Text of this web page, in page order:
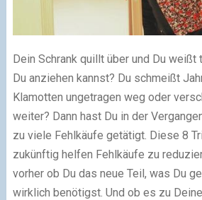
Dein Schrank quillt über und Du
Du anziehen kannst? Du schmeißt
Klamotten ungetragen weg oder
weiter? Dann hast Du in der
zu viele Fehlkäufe getätigt. Diese 8
zukünftig helfen Fehlkäufe zu
vorher ob Du das neue Teil, was Du
wirklich benötigst. Und ob es zu